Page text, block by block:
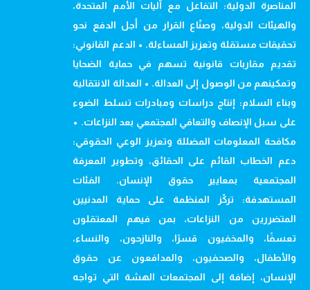
المناصرة الدولية: التفاعل مع آليات الأمم المتحدة،
والهيئات الدولية، وصنّاع القرار من أجل الدفع نحو
تحقيقات مستقلة وتعزيز المساءلة. • الدعم القانوني:
تقديم مقاربات قانونية تسهم في حماية الضحايا
وتمكينهم من الوصول إلى العدالة. • العدالة الانتقالية
وبناء السلام: إنتاج دراسات ومبادرات تسلط الضوء
على سبل الإنصاف والتعافي المجتمعي بعد النزاعات. •
مكافحة المعلومات المضللة وتعزيز الوعي الحقوقي:
دعم الخطاب القائم على الحقائق، وتطوير المعرفة
المجتمعية بمعايير حقوق الإنسان. الفئات
المستهدفة: تركّز المنظمة على حماية المدنيين
المتضررين من النزاعات، بمن فيهم المعتقلون
تعسفًا، والمخفيون قسرًا، والنازحون، والنساء،
والأطفال، والصحفيون، والمدافعون عن حقوق
الإنسان، إضافة إلى المجتمعات الهشة التي تواجه